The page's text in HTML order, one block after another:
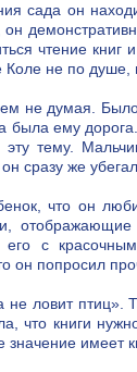
сада он
чтение
Коле не по душе,
не думая.
была ему
тему.
сразу же убегал
что он
с
он попросил
ловит
что книги
имеет